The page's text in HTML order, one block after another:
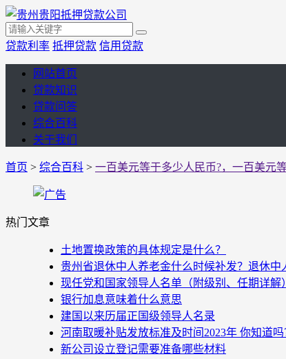
贷款利率 抵押贷款 信用贷款
网站首页
贷款知识
贷款问答
综合百科
关于我们
首页 > 综合百科 > 一百美元等于多少人民币?，一百美元
热门文章
土地置换政策的具体规定是什么？
贵州省退休中人养老金什么时候补发？退休中
现任党和国家领导人名单（附级别、任期详解）
银行加息意味着什么意思
建国以来历届正国级领导人名录
河南取暖补贴发放标准及时间2023年 你知道
新公司设立登记需要准备哪些材料